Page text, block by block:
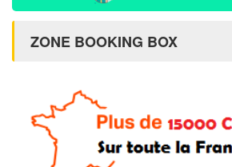
ZONE BOOKING BOX